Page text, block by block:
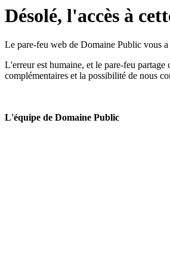
Désolé, l'accès à
Le pare-feu web de Domaine Public vous a
L'erreur est humaine, et le pare-feu
complémentaires et la possibilité de nous
L'équipe de Domaine Public